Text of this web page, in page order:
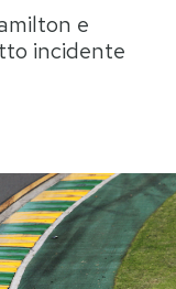
Idee
calcio 2026
e
incidente